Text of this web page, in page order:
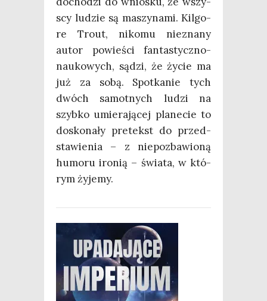
scy ludzie są maszy­na­mi. Kil­go­
re Tro­ut, niko­mu nie­zna­ny
autor powie­ści fan­ta­stycz­no­
nau­ko­wych, sądzi, że życie ma
już za sobą. Spo­tka­nie tych
dwóch samot­nych ludzi na
szyb­ko umie­ra­ją­cej pla­ne­cie to
dosko­na­ły pre­tekst do przed­
sta­wie­nia – z nie­po­zba­wio­ną
humo­ru iro­nią – świa­ta, w któ­
rym żyjemy.